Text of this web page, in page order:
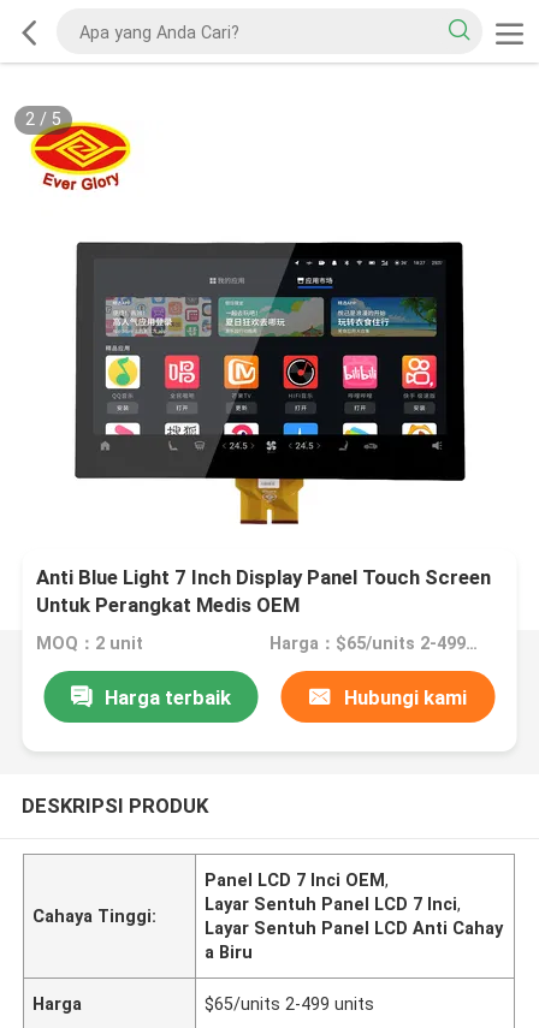
2/ 5
Anti Blue Light 7 Inch Display Panel Touch Screen
Untuk Perangkat Medis OEM
MOQ：2 unit Harga：$65/units 2-499 units
Harga terbaik Hubungi kami
DESKRIPSI PRODUK
Cahaya Tinggi:
Panel LCD 7 Inci OEM,
Layar Sentuh Panel LCD 7 Inci,
Layar Sentuh Panel LCD Anti Cahay
a Biru
Harga $65/units 2-499 units